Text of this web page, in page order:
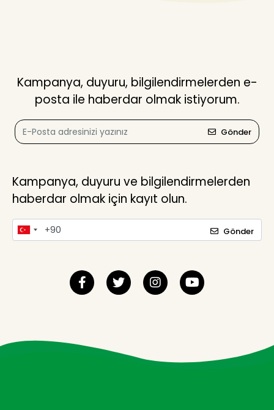
Kampanya, duyuru, bilgilendirmelerden e-
posta ile haberdar olmak istiyorum.
Gönder
Kampanya, duyuru ve bilgilendirmelerden
haberdar olmak için kayıt olun.
Gönder